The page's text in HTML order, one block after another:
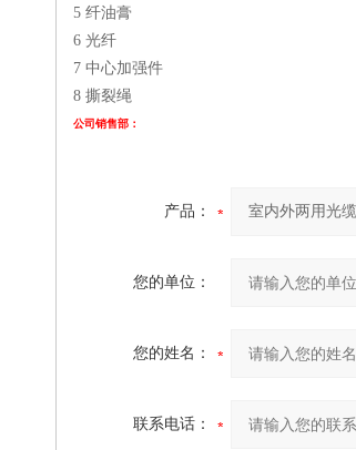
5 纤油膏
6 光纤
7 中心加强件
8 撕裂绳
公司销售部：
产品：
您的单位：
您的姓名：
联系电话：